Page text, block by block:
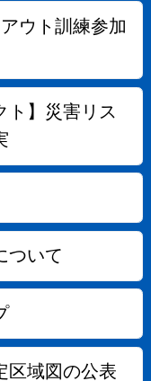
ウト訓練参加
ト】災害リス
ついて
区域図の公表